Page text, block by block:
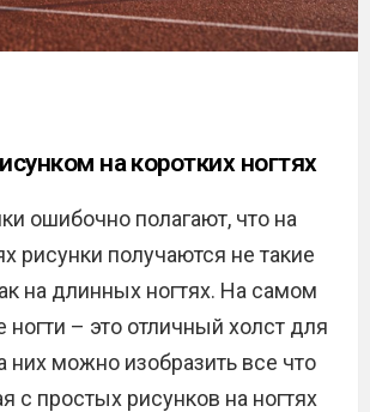
на коротких ногтях
ошибочно полагают, что на
рисунки получаются не такие
на длинных ногтях. На самом
ногти – это отличный холст для
них можно изобразить все что
с простых рисунков на ногтях